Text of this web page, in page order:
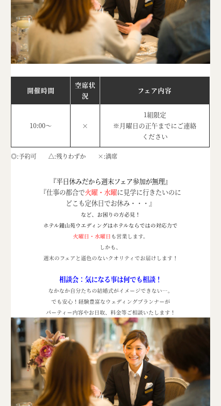
開催時間
空席状
況
フェア内容
10:00～ ×
1組限定
※月曜日の正午までにご連絡
ください
◎ 予約可 △ 残りわずか × 満席
『平日休みだから週末フェア参加が無理』
『仕事の都合で火曜・水曜に見学に行きたいのに
どこも定休日でお休み・・・』
など、お困りの方必見！
ホテル鐘山苑ウエディングはホテルならではの対応力で
火曜日・水曜日 も営業します。
しかも、
週末のフェアと遜色のないクオリティでお届けします！
相談会：気になる事は何でも相談！
なかなか自分たちの結婚式がイメージできない…。
でも安心！経験豊富なウェディングプランナーが
パーティー内容やお日取、料金等ご相談いたします！